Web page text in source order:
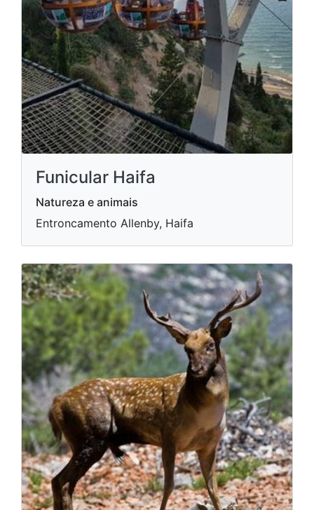
Funicular Haifa
Natureza e animais
Entroncamento Allenby, Haifa